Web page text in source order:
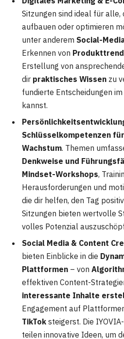
Sitzungen sind ideal für alle,
aufbauen oder optimieren
unter anderem Social-
Erkennen von
Erstellung von
dir praktisches Wissen zu
fundierte Entscheidungen
kannst.
Schlüsselkompetenzen
Wachstum. Themen
Denkweise und
Mindset-Workshops,
Herausforderungen und
die dir helfen, den Tag
Sitzungen bieten wertvolle
volles Potenzial
Social Media & Content
bieten Einblicke in die
Plattformen – von
effektiven Content-
interessante Inhalte
Engagement auf
TikTok steigerst. Die
teilen innovative Ideen, um